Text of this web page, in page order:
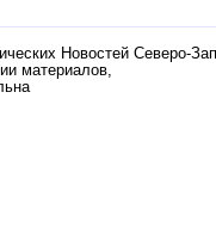
Новостей Северо-
материалов,